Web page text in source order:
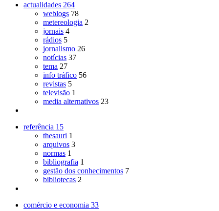
actualidades 264
weblogs 78
metereologia 2
jornais 4
rádios 5
jornalismo 26
notícias 37
tema 27
info tráfico 56
revistas 5
televisão 1
media alternativos 23
referência 15
thesauri 1
arquivos 3
normas 1
bibliografia 1
gestão dos conhecimentos 7
bibliotecas 2
comércio e economia 33